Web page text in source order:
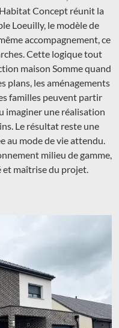
Concept réunit la
Loeuilly, le modèle de
accompagnement, ce
Cette logique tout
maison Somme quand
plans, les aménagements
familles peuvent partir
imaginer une réalisation
Le résultat reste une
au mode de vie attendu.
milieu de gamme,
et maîtrise du projet.